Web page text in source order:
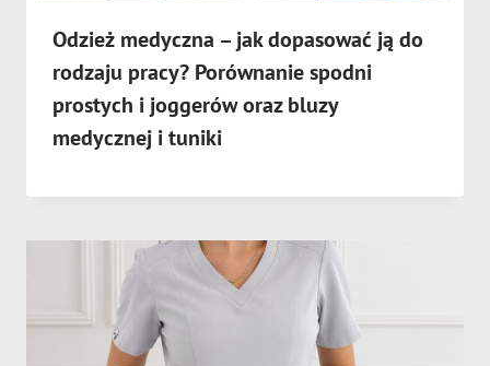
Odzież medyczna – jak dopasować ją do
rodzaju pracy? Porównanie spodni
prostych i joggerów oraz bluzy
medycznej i tuniki